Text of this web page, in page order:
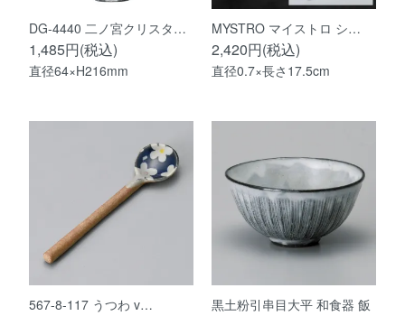
DG-4440 二ノ宮クリスタ…
1,485円(税込)
直径64×H216mm
MYSTRO マイストロ シ…
2,420円(税込)
直径0.7×長さ17.5cm
567-8-117 うつわ v…
黒土粉引串目大平 和食器 飯